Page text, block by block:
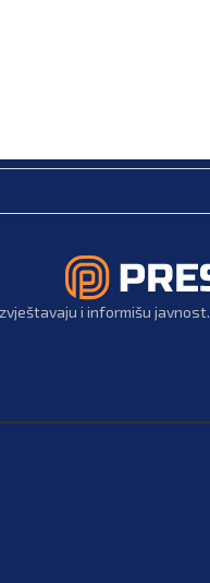
i informišu javnost.